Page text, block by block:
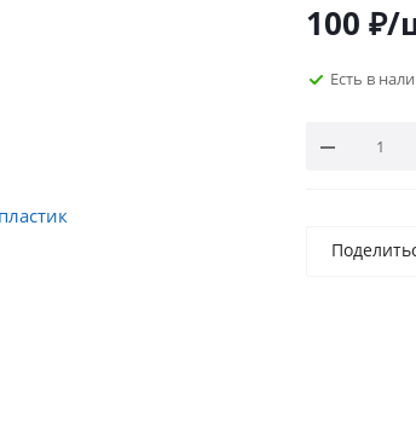
100 ₽/
Есть в